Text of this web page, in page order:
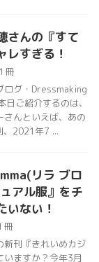
さんの『すて
レすぎる！
冊
ログ・Dressmaking
ご紹介するのは、
さんといえば、あの
、2021年7 ...
リラ ブロ
アル服』をチ
いない！
冊
刊『きれいめカジ
いますか？今年3月